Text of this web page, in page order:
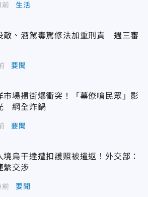
前 生活
敵、酒駕毒駕修法加重刑責 週三審
要聞
市場掃街爆衝突！「幕僚嗆民眾」影
網全炸鍋
要聞
境烏干達遭扣護照被遣返！外交部：
繫交涉
前 要聞